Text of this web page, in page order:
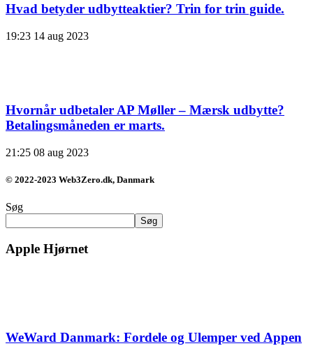
Hvad betyder udbytteaktier? Trin for trin guide.
19:23 14 aug 2023
Hvornår udbetaler AP Møller – Mærsk udbytte?
Betalingsmåneden er marts.
21:25 08 aug 2023
© 2022-2023 Web3Zero.dk, Danmark
Søg
Søg
Apple Hjørnet
WeWard Danmark: Fordele og Ulemper ved Appen